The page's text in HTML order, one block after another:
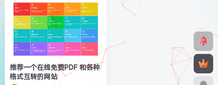
推荐一个在线免费PDF 和各种
格式互转的网站